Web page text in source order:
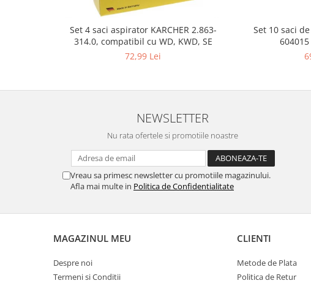
Gaming, Carti & Birotica
Birotica & Papetarie
Accesorii aparate de ras electrice
Aparate cosmetice
Articole Sanatate si Wellness
Consumabile sanitare
Jucarii, Copii & Bebe
Camera copilului
Hrana bebelusi
Set 4 saci aspirator KARCHER 2.863-
314.0, compatibil cu WD, KWD, SE
72,99 Lei
Set 10 saci
604015
NEWSLETTER
Nu rata ofertele si promotiile noastre
Vreau sa primesc newsletter cu promotiile magazinului.
Afla mai multe in Politica de Confidentialitate
MAGAZINUL MEU
Despre noi
Termeni si Conditii
CLIENTI
Metode de Plata
Politica de Retur